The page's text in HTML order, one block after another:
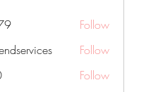
Follow
Follow
Follow